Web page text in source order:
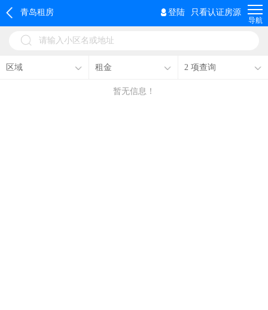
青岛租房 登陆 只看认证房源
导航
请输入小区名或地址
区域 租金 2 项查询
暂无信息！